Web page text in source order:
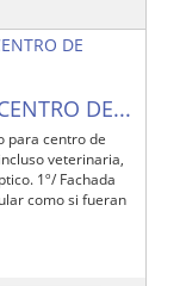
DE...
para centro de
veterinaria,
1º/ Fachada
como si fueran